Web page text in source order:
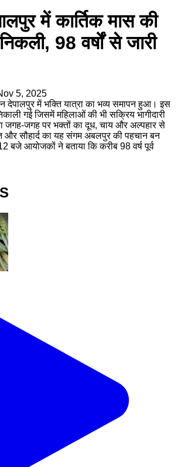
में कार्तिक मास की
98 वर्षों से जारी
5, 2025
देपालपुर में भक्ति यात्रा का भव्य समापन हुआ। इस
गई जिसमें महिलाओं की भी सक्रिय भागीदारी
जगह-जगह पर भक्तों का दूध, चाय और अल्पहार से
और सौहार्द का यह संगम अबलपुर की पहचान बन
बजे आयोजकों ने बताया कि करीब 98 वर्ष पूर्व